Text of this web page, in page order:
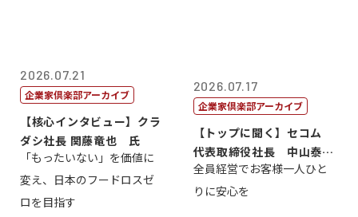
2026.07.21
企業家倶楽部アーカイブ
【核心インタビュー】クラ
ダシ社長 関藤竜也 氏
「もったいない」を価値に
変え、日本のフードロスゼ
ロを目指す
2026.07.17
企業家倶楽部アーカイブ
【トップに聞く】セコム
代表取締役社長 中山泰
男
全員経営でお客様一人ひと
りに安心を